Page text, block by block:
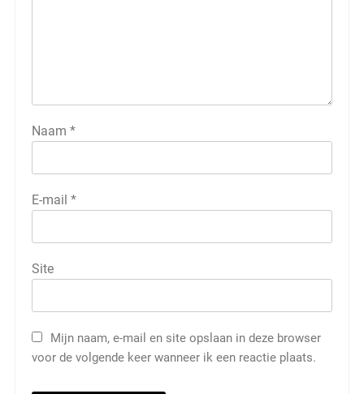
Naam *
E-mail *
Site
Mijn naam, e-mail en site opslaan in deze browser
voor de volgende keer wanneer ik een reactie plaats.